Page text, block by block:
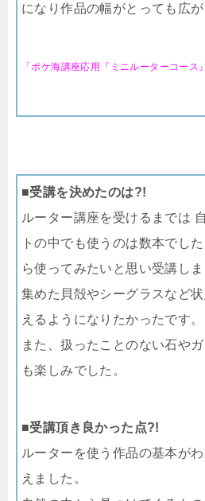
になり作品の幅がとっても広が
「ポケ海講座応用『ミニルーターコース
■受講を決めたのは?!
ルーター講座を受けるまでは
トの中でも使うのは数本でし
ら使ってみたいと思い受講しま
集めた貝殻やシーグラスなど
えるようになりたかったです。
また、扱ったことのない石や
も楽しみでした。
■受講頂き良かった点?!
ルーターを使う作品の基本が
えました。